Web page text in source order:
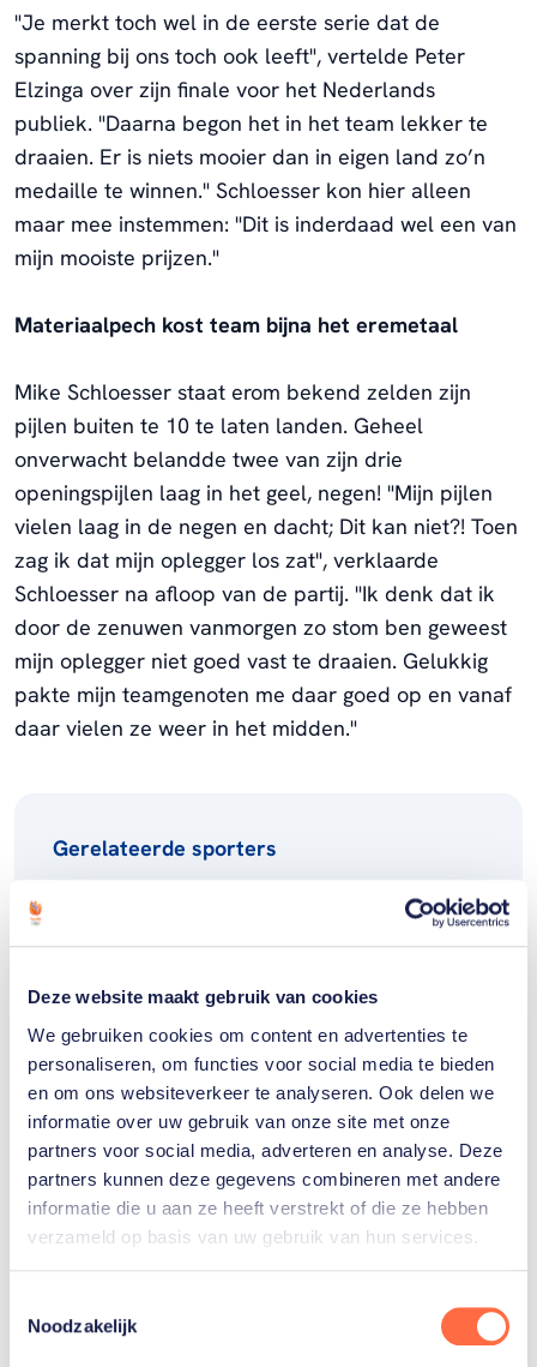
Deze website maakt gebruik van cookies
We gebruiken cookies om content en advertenties te
personaliseren, om functies voor social media te bieden
en om ons websiteverkeer te analyseren. Ook delen we
informatie over uw gebruik van onze site met onze
partners voor social media, adverteren en analyse. Deze
partners kunnen deze gegevens combineren met andere
informatie die u aan ze heeft verstrekt of die ze hebben
verzameld op basis van uw gebruik van hun services.
Noodzakelijk
"Je merkt toch wel in de eerste serie dat de
spanning bij ons toch ook leeft", vertelde Peter
Elzinga over zijn finale voor het Nederlands
publiek. "Daarna begon het in het team lekker te
draaien. Er is niets mooier dan in eigen land zo’n
medaille te winnen." Schloesser kon hier alleen
maar mee instemmen: "Dit is inderdaad wel een van
mijn mooiste prijzen."
Materiaalpech kost team bijna het eremetaal
Mike Schloesser staat erom bekend zelden zijn
pijlen buiten te 10 te laten landen. Geheel
onverwacht belandde twee van zijn drie
openingspijlen laag in het geel, negen! "Mijn pijlen
vielen laag in de negen en dacht; Dit kan niet?! Toen
zag ik dat mijn oplegger los zat", verklaarde
Schloesser na afloop van de partij. "Ik denk dat ik
door de zenuwen vanmorgen zo stom ben geweest
mijn oplegger niet goed vast te draaien. Gelukkig
pakte mijn teamgenoten me daar goed op en vanaf
daar vielen ze weer in het midden."
Gerelateerde sporters
Schloesser
Gerelateerde teams
Handboogsport